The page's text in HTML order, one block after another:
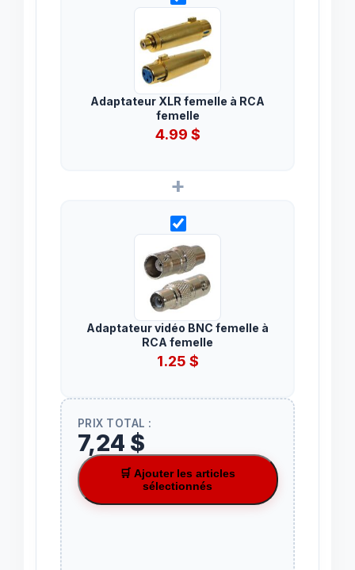
Adaptateur XLR femelle à RCA
femelle
4.99 $
+
Adaptateur vidéo BNC femelle à
RCA femelle
1.25 $
PRIX TOTAL :
7,24 $
🛒 Ajouter les articles
sélectionnés